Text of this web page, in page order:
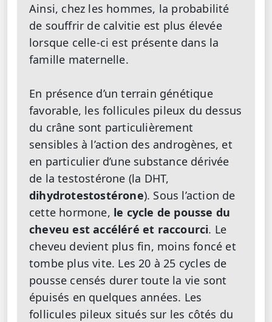
Ainsi, chez les hommes, la probabilité
de souffrir de calvitie est plus élevée
lorsque celle-ci est présente dans la
famille maternelle.
En présence d’un terrain génétique
favorable, les follicules pileux du dessus
du crâne sont particulièrement
sensibles à l’action des androgènes, et
en particulier d’une substance dérivée
de la testostérone (la DHT,
dihydrotestostérone). Sous l’action de
cette hormone, le cycle de pousse du
cheveu est accéléré et raccourci. Le
cheveu devient plus fin, moins foncé et
tombe plus vite. Les 20 à 25 cycles de
pousse censés durer toute la vie sont
épuisés en quelques années. Les
follicules pileux situés sur les côtés du